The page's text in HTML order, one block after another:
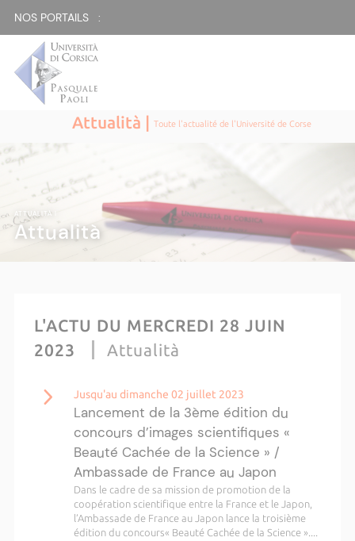
NOS PORTAILS :
Attualità |Toute l'actualité de l'Université de Corse
ATTUALITÀ |
Attualità
L'ACTU DU MERCREDI 28 JUIN
2023
Attualità
Jusqu'au dimanche 02 juillet 2023
Lancement de la 3ème édition du
concours d’images scientifiques «
Beauté Cachée de la Science » /
Ambassade de France au Japon
Dans le cadre de sa mission de promotion de la
coopération scientifique entre la France et le Japon,
l’Ambassade de France au Japon lance la troisième
édition du concours« Beauté Cachée de la Science »....